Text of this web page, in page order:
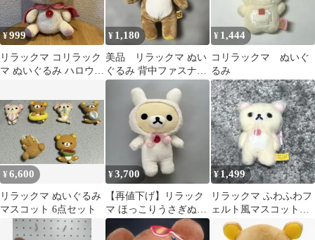
¥999
リラックマ コリラック
マ ぬいぐるみ ハロウィ
レトロ
¥ 1,180
美品 リラックマ ぬい
ぐるみ 背中ファスナー
付きサンエックス
¥ 1,444
コリラックマ ぬいぐ
るみ
¥6,600
リラックマ ぬいぐるみ
マスコット 6点セット
¥3,700
【再値下げ】リラック
マ ほっこりうさぎぬい
ぐるみXL
¥ 1,499
リラックマ ふわふわフ
ェルト風マスコットキ
ーチェーン コリラック